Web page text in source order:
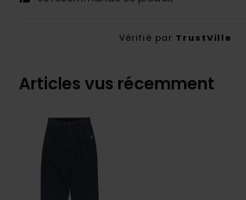
Vérifié par TrustVille
Articles vus récemment